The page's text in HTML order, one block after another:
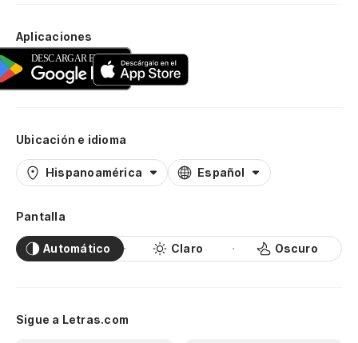
Aplicaciones
Ubicación e idioma
Hispanoamérica Español
Pantalla
Automático Claro Oscuro
Sigue a Letras.com